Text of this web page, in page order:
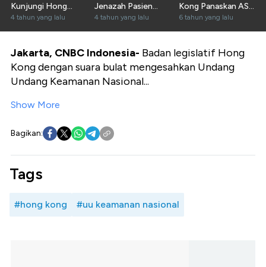
Kunjungi Hong
Kong
4 tahun yang lalu
Jenazah Pasien
Covid-19
4 tahun yang lalu
Kong Panaskan AS
& China
6 tahun yang lalu
Jakarta, CNBC Indonesia- Badan legislatif Hong
Kong dengan suara bulat mengesahkan Undang
Undang Keamanan Nasional...
Show More
Bagikan:
Tags
#hong kong #uu keamanan nasional